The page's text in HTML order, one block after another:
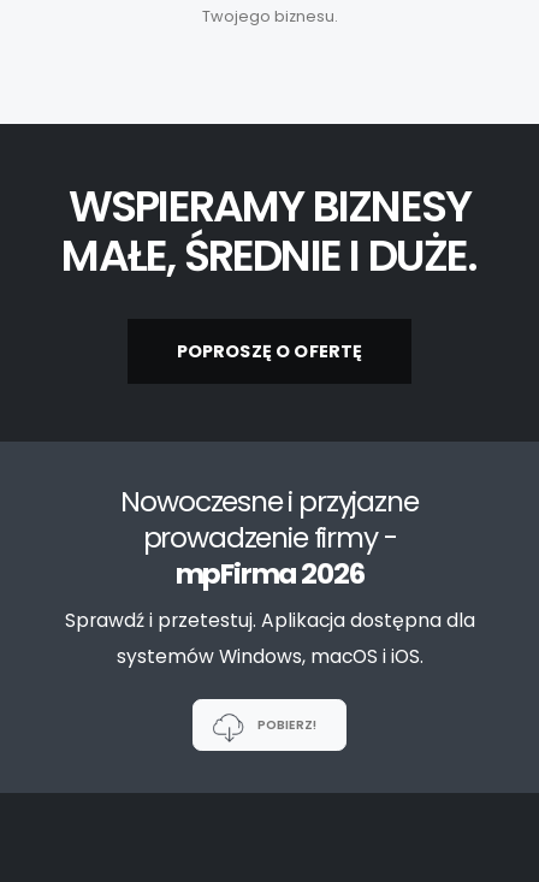
Twojego biznesu.
WSPIERAMY BIZNESY
MAŁE, ŚREDNIE I DUŻE.
POPROSZĘ O OFERTĘ
Nowoczesne i przyjazne
prowadzenie firmy -
mpFirma 2026
Sprawdź i przetestuj. Aplikacja dostępna dla
systemów Windows, macOS i iOS.
POBIERZ!